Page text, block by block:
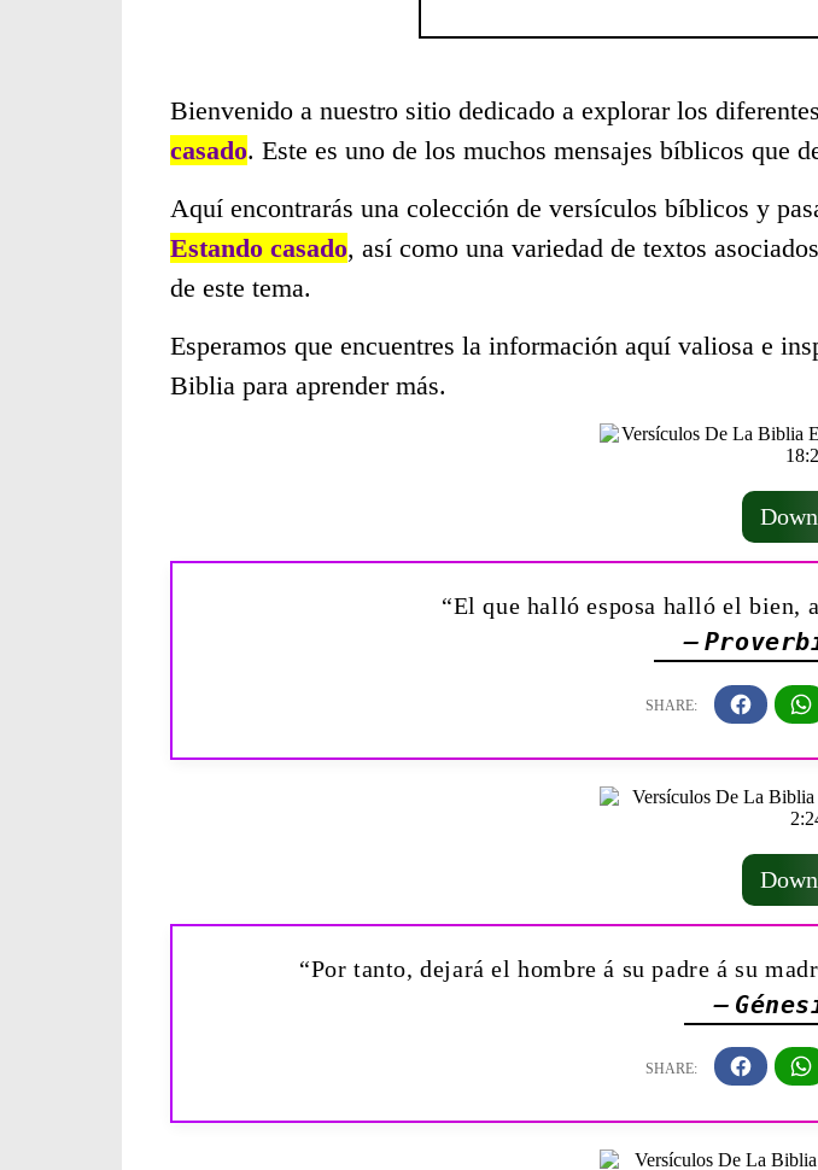
Bienvenido a nuestro sitio dedicado a explorar los
casado. Este es uno de los muchos mensajes bíblicos que
Aquí encontrarás una colección de versículos bíblicos y
Estando casado, así como una variedad de textos
de este tema.
Esperamos que encuentres la información aquí valiosa e
Biblia para aprender más.
“El que halló esposa halló el bien,
—
“Por tanto, dejará el hombre á su padre á su
—